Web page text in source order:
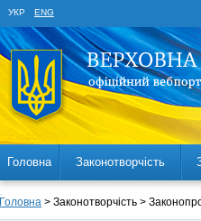
УКР ENG
Головна Законотворчість
Головна > Законотворчість >